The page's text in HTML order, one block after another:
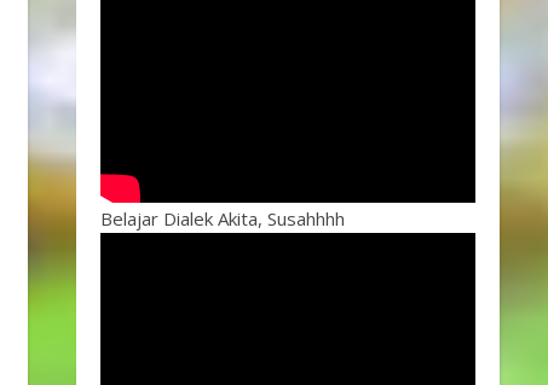
Belajar Dialek Akita, Susahhhh